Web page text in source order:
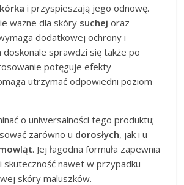
i przyspieszają jego odnowę.
ważne dla skóry suchej oraz
dodatkowej ochrony i
doskonale sprawdzi się także po
potęguje efekty
utrzymać odpowiedni poziom
o uniwersalności tego produktu;
zarówno u dorosłych, jak i u
. Jej łagodna formuła zapewnia
nawet w przypadku
skóry maluszków.